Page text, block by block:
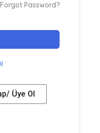
Forgot Password?
Üye Ol